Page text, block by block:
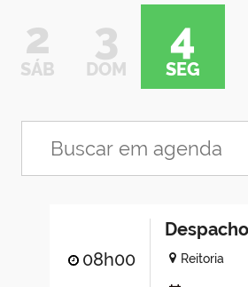
2
SÁB
3
DOM
4
SEG
08h00 Reitoria